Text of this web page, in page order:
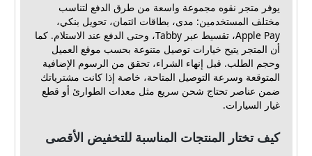
يوفر متجر نقوه مجموعة واسعة من طرق الدفع لتناسب
مختلف المستخدمين: مدى، بطاقات ائتمان، تحويل بنكي،
Apple Pay، تقسيط عبر Tabby، وحتى الدفع عند الاستلام. كما
أن المتجر يتيح خيارات توصيل متنوعة بحسب موقع العميل
وحجم الطلب. قبل إنهاء الشراء، تحقق من الرسوم الإضافية
المتوقعة وسرعة التوصيل المتاحة، خاصة إذا كانت مشترياتك
ضمن عناصر تحتاج شحن سريع مثل معدات الطوارئ أو قطع
غيار السيارات.
كيف تختار المنتجات المناسبة للتخفيض الأقصى